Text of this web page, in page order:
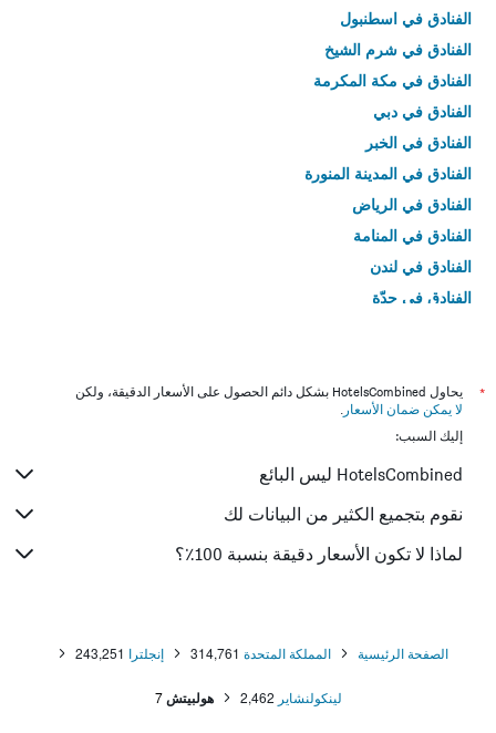
الفنادق في اسطنبول
الفنادق في شرم الشيخ
الفنادق في مكة المكرمة
الفنادق في دبي
الفنادق في الخبر
الفنادق في المدينة المنورة
الفنادق في الرياض
الفنادق في المنامة
الفنادق في لندن
الفنادق في جدّة
*
يحاول HotelsCombined بشكل دائم الحصول على الأسعار الدقيقة، ولكن
لا يمكن ضمان الأسعار .
إليك السبب:
HotelsCombined ليس البائع
نقوم بتجميع الكثير من البيانات لك
لماذا لا تكون الأسعار دقيقة بنسبة 100٪؟
الصفحة الرئيسية المملكة المتحدة 314,761 إنجلترا 243,251
لينكولنشاير 2,462 هولبيتش 7